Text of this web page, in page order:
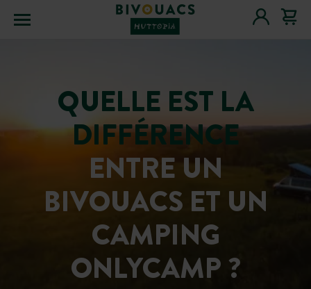
Menu
QUELLE EST LA
DIFFÉRENCE
ENTRE UN
BIVOUACS ET UN
CAMPING
ONLYCAMP ?